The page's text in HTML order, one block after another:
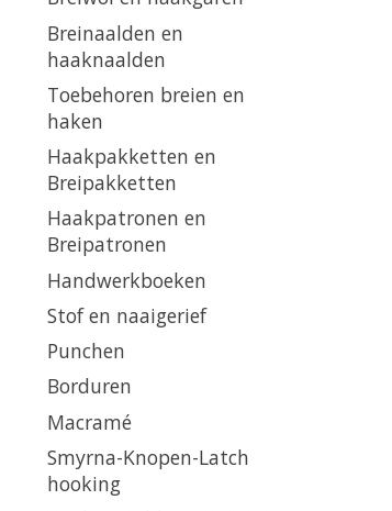
Breinaalden en
haaknaalden
Toebehoren breien en
haken
Haakpakketten en
Breipakketten
Haakpatronen en
Breipatronen
Handwerkboeken
Stof en naaigerief
Punchen
Borduren
Macramé
Smyrna-Knopen-Latch
hooking